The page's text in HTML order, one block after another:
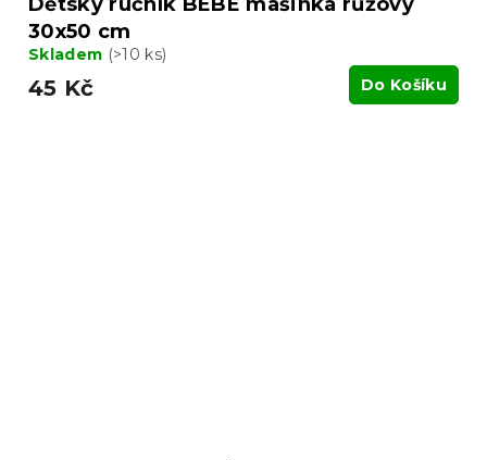
30x50 cm
Skladem (>10 ks)
45 Kč Do Košíku